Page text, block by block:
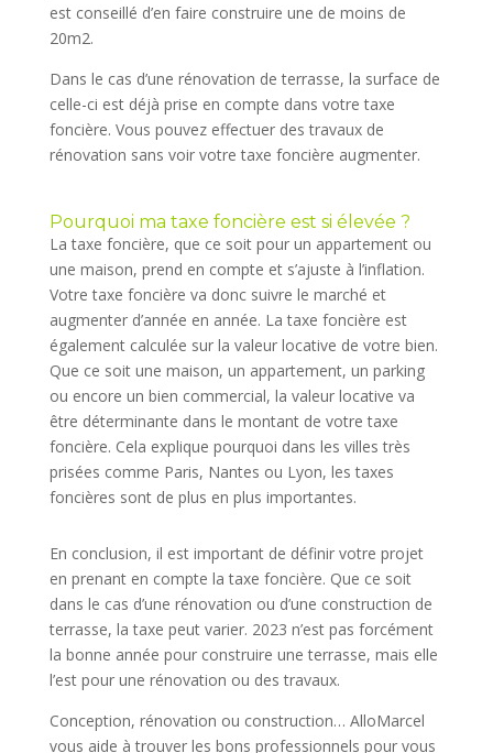
est conseillé d’en faire construire une de moins de
20m2.
Dans le cas d’une rénovation de terrasse, la surface de
celle-ci est déjà prise en compte dans votre taxe
foncière. Vous pouvez effectuer des travaux de
rénovation sans voir votre taxe foncière augmenter.
Pourquoi ma taxe foncière est si élevée ?
La taxe foncière, que ce soit pour un appartement ou
une maison, prend en compte et s’ajuste à l’inflation.
Votre taxe foncière va donc suivre le marché et
augmenter d’année en année. La taxe foncière est
également calculée sur la valeur locative de votre bien.
Que ce soit une maison, un appartement, un parking
ou encore un bien commercial, la valeur locative va
être déterminante dans le montant de votre taxe
foncière. Cela explique pourquoi dans les villes très
prisées comme Paris, Nantes ou Lyon, les taxes
foncières sont de plus en plus importantes.
En conclusion, il est important de définir votre projet
en prenant en compte la taxe foncière. Que ce soit
dans le cas d’une rénovation ou d’une construction de
terrasse, la taxe peut varier. 2023 n’est pas forcément
la bonne année pour construire une terrasse, mais elle
l’est pour une rénovation ou des travaux.
Conception, rénovation ou construction… AlloMarcel
vous aide à trouver les bons professionnels pour vous